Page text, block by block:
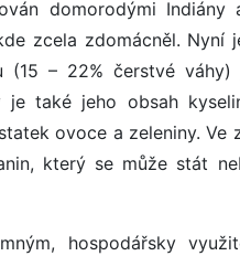
domorodými
zcela zdomácněl.
(15 – 22% čerstvé
je také jeho obsah
ovoce a zeleniny.
který se může stát
hospodářsky